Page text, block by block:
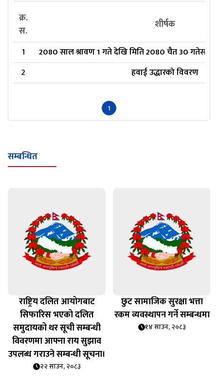
क्र.
स.
शीर्षक
1
2080 साल श्रावण 1 गते देखि मिति 2080 चैत 30
2
हवाई उद्धारको विवरण
1
सम्बन्धित
राष्ट्रिय दलित आयोगबाट
सिफारिस भएको दलित
समुदायको थर सूची सम्बन्धी
विवरणमा आफ्ना राय सुझाव
उपलब्ध गराउने सम्बन्धी सूचना।
२२ साउन, २०८३
छुट सामाजिक सुरक्षा भत्ता
रकम व्यवस्थापन गर्ने सम्बन्धमा
१४ साउन, २०८३